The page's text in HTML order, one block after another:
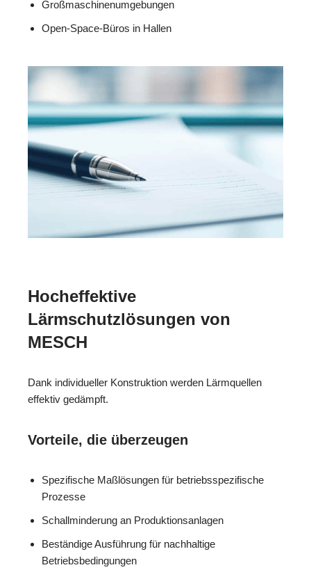
Großmaschinenumgebungen
Open-Space-Büros in Hallen
Hocheffektive
Lärmschutzlösungen von
MESCH
Dank individueller Konstruktion werden Lärmquellen
effektiv gedämpft.
Vorteile, die überzeugen
Spezifische Maßlösungen für betriebsspezifische
Prozesse
Schallminderung an Produktionsanlagen
Beständige Ausführung für nachhaltige
Betriebsbedingungen